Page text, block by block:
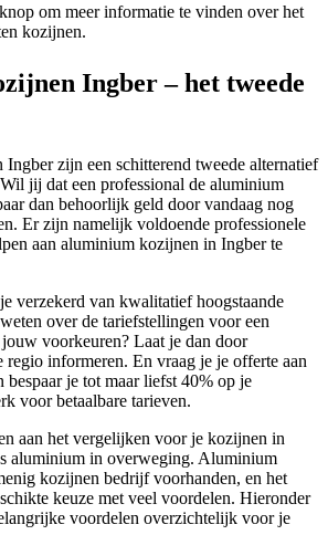
om meer informatie te vinden over het
kozijnen.
Ingber – het tweede
Ingber zijn een schitterend tweede alternatief
jij dat een professional de aluminium
dan behoorlijk geld door vandaag nog
Er zijn namelijk voldoende professionele
aan aluminium kozijnen in Ingber te
verzekerd van kwalitatief hoogstaande
over de tariefstellingen voor een
voorkeuren? Laat je dan door
informeren. En vraag je je offerte aan
je tot maar liefst 40% op je
voor betaalbare tarieven.
aan het vergelijken voor je kozijnen in
aluminium in overweging. Aluminium
kozijnen bedrijf voorhanden, en het
keuze met veel voordelen. Hieronder
voordelen overzichtelijk voor je